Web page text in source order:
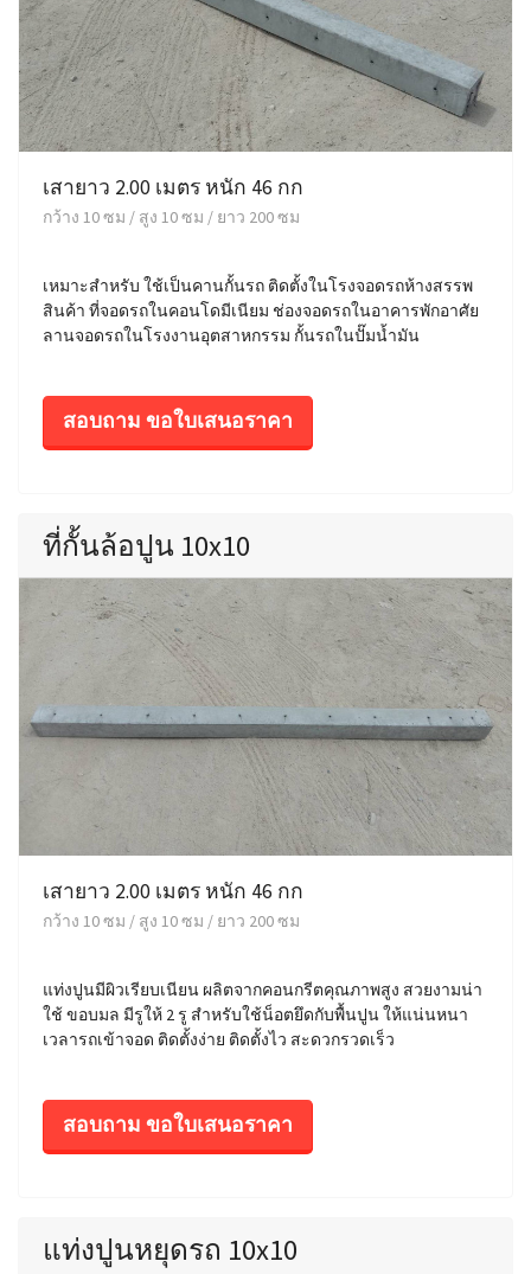
เสายาว 2.00 เมตร หนัก 46 กก
กว้าง 10 ซม / สูง 10 ซม / ยาว 200 ซม
เหมาะสำหรับ ใช้เป็นคานกั้นรถ ติดตั้งในโรงจอดรถห้างสรรพ
สินค้า ที่จอดรถในคอนโดมีเนียม ช่องจอดรถในอาคารพักอาศัย
ลานจอดรถในโรงงานอุตสาหกรรม กั้นรถในปั๊มน้ำมัน
สอบถาม ขอใบเสนอราคา
ที่กั้นล้อปูน 10x10
เสายาว 2.00 เมตร หนัก 46 กก
กว้าง 10 ซม / สูง 10 ซม / ยาว 200 ซม
แท่งปูนมีผิวเรียบเนียน ผลิตจากคอนกรีตคุณภาพสูง สวยงามน่า
ใช้ ขอบมล มีรูให้ 2 รู สำหรับใช้น็อตยึดกับพื้นปูน ให้แน่นหนา
เวลารถเข้าจอด ติดตั้งง่าย ติดตั้งไว สะดวกรวดเร็ว
สอบถาม ขอใบเสนอราคา
แท่งปูนหยุดรถ 10x10